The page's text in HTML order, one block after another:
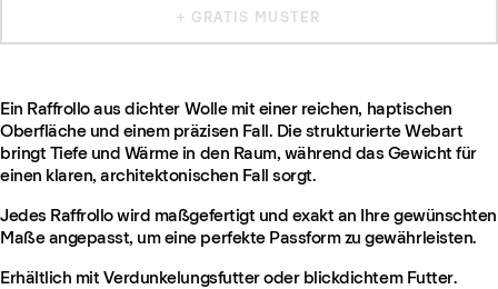
+ GRATIS MUSTER
Ein Raffrollo aus dichter Wolle mit einer reichen, haptischen
Oberfläche und einem präzisen Fall. Die strukturierte Webart
bringt Tiefe und Wärme in den Raum, während das Gewicht für
einen klaren, architektonischen Fall sorgt.
Jedes Raffrollo wird maßgefertigt und exakt an Ihre gewünschten
Maße angepasst, um eine perfekte Passform zu gewährleisten.
Erhältlich mit Verdunkelungsfutter oder blickdichtem Futter.